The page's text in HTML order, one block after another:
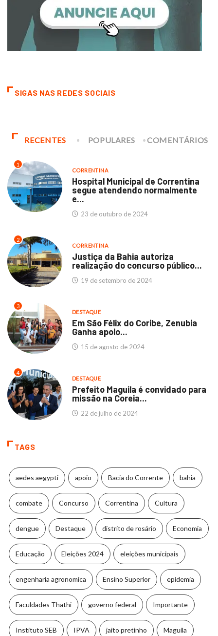
SIGAS NAS REDES SOCIAIS
RECENTES POPULARES COMENTÁRIOS
1
CORRENTINA
Hospital Municipal de Correntina
segue atendendo normalmente
e...
23 de outubro de 2024
2
CORRENTINA
Justiça da Bahia autoriza
realização do concurso público...
19 de setembro de 2024
3
DESTAQUE
Em São Félix do Coribe, Zenubia
Ganha apoio...
15 de agosto de 2024
4
DESTAQUE
Prefeito Maguila é convidado para
missão na Coreia...
22 de julho de 2024
TAGS
aedes aegypti apoio Bacia do Corrente bahia
combate Concurso Correntina Cultura
dengue Destaque distrito de rosário Economia
Educação Eleições 2024 eleições municipais
engenharia agronomica Ensino Superior epidemia
Faculdades Thathi governo federal Importante
Instituto SEB IPVA jaito pretinho Maguila